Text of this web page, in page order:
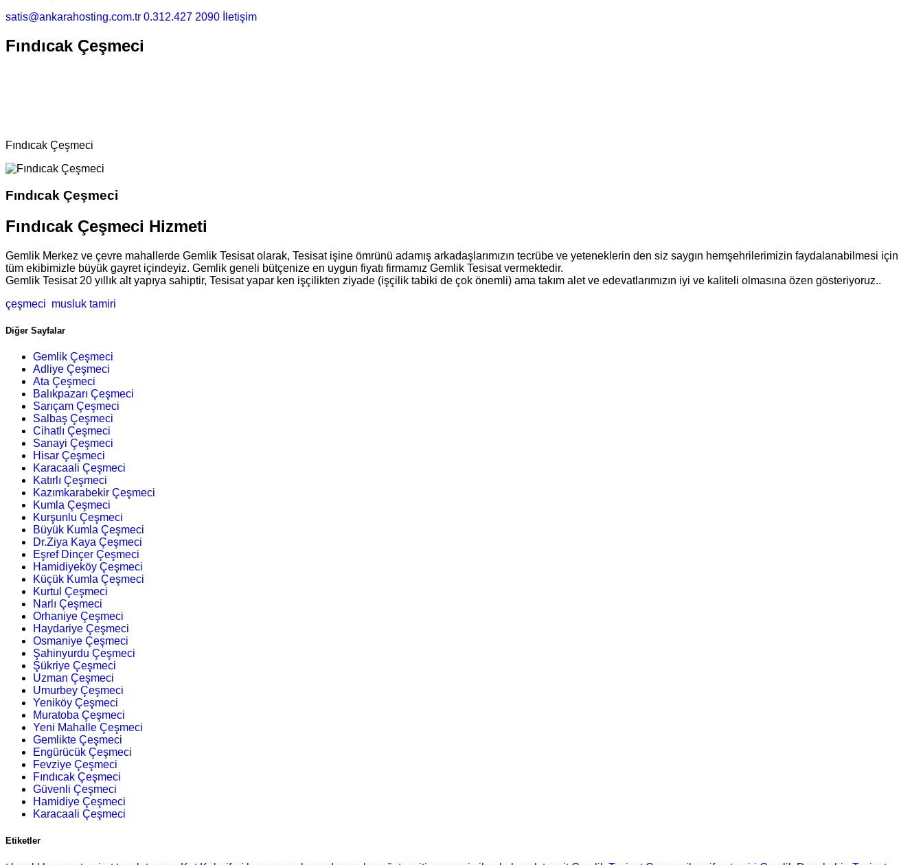
satis@ankarahosting.com.tr 0.312.427 2090 İletişim
Fındıcak Çeşmeci
Fındıcak Çeşmeci
Fındıcak Çeşmeci
Fındıcak Çeşmeci Hizmeti
Gemlik Merkez ve çevre mahallerde Gemlik Tesisat olarak, Tesisat işine ömrünü adamış arkadaşlarımızın tecrübe ve yeteneklerin den siz saygın hemşehrilerimizin faydalanabilmesi için
tüm ekibimizle büyük gayret içindeyiz. Gemlik geneli bütçenize en uygun fiyatı firmamız Gemlik Tesisat vermektedir.
Gemlik Tesisat 20 yıllık alt yapıya sahiptir, Tesisat yapar ken işçilikten ziyade (işçilik tabiki de çok önemli) ama takım alet ve edevatlarımızın iyi ve kaliteli olmasına özen gösteriyoruz..
çeşmeci musluk tamiri
Diğer Sayfalar
Gemlik Çeşmeci
Adliye Çeşmeci
Ata Çeşmeci
Balıkpazarı Çeşmeci
Sarıçam Çeşmeci
Salbaş Çeşmeci
Cihatlı Çeşmeci
Sanayi Çeşmeci
Hisar Çeşmeci
Karacaali Çeşmeci
Katırlı Çeşmeci
Kazımkarabekir Çeşmeci
Kumla Çeşmeci
Kurşunlu Çeşmeci
Büyük Kumla Çeşmeci
Dr.Ziya Kaya Çeşmeci
Eşref Dinçer Çeşmeci
Hamidiyeköy Çeşmeci
Küçük Kumla Çeşmeci
Kurtul Çeşmeci
Narlı Çeşmeci
Orhaniye Çeşmeci
Haydariye Çeşmeci
Osmaniye Çeşmeci
Şahinyurdu Çeşmeci
Şükriye Çeşmeci
Uzman Çeşmeci
Umurbey Çeşmeci
Yeniköy Çeşmeci
Muratoba Çeşmeci
Yeni Mahalle Çeşmeci
Gemlikte Çeşmeci
Engürücük Çeşmeci
Fevziye Çeşmeci
Fındıcak Çeşmeci
Güvenli Çeşmeci
Hamidiye Çeşmeci
Karacaali Çeşmeci
Etiketler